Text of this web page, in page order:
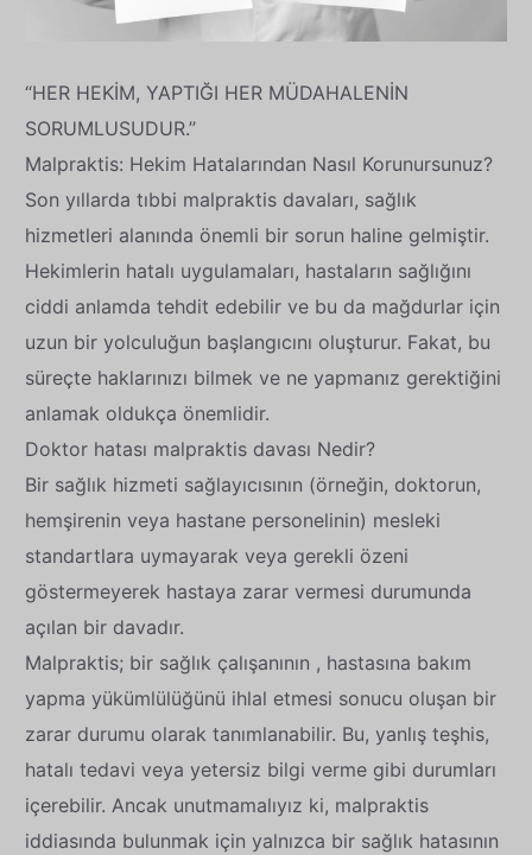
“HER HEKİM, YAPTIĞI HER MÜDAHALENİN
SORUMLUSUDUR.’’
Malpraktis: Hekim Hatalarından Nasıl Korunursunuz?
Son yıllarda tıbbi malpraktis davaları, sağlık
hizmetleri alanında önemli bir sorun haline gelmiştir.
Hekimlerin hatalı uygulamaları, hastaların sağlığını
ciddi anlamda tehdit edebilir ve bu da mağdurlar için
uzun bir yolculuğun başlangıcını oluşturur. Fakat, bu
süreçte haklarınızı bilmek ve ne yapmanız gerektiğini
anlamak oldukça önemlidir.
Doktor hatası malpraktis davası Nedir?
Bir sağlık hizmeti sağlayıcısının (örneğin, doktorun,
hemşirenin veya hastane personelinin) mesleki
standartlara uymayarak veya gerekli özeni
göstermeyerek hastaya zarar vermesi durumunda
açılan bir davadır.
Malpraktis; bir sağlık çalışanının , hastasına bakım
yapma yükümlülüğünü ihlal etmesi sonucu oluşan bir
zarar durumu olarak tanımlanabilir. Bu, yanlış teşhis,
hatalı tedavi veya yetersiz bilgi verme gibi durumları
içerebilir. Ancak unutmamalıyız ki, malpraktis
iddiasında bulunmak için yalnızca bir sağlık hatasının